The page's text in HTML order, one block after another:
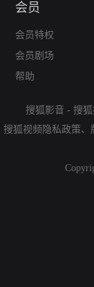
会员
会员特权
会员剧场
帮助
搜狐影音 - 搜
搜狐视频隐私政策、